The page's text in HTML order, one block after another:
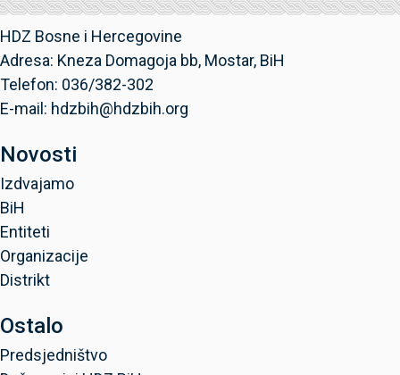
HDZ Bosne i Hercegovine
Adresa: Kneza Domagoja bb, Mostar, BiH
Telefon: 036/382-302
E-mail: hdzbih@hdzbih.org
Novosti
Izdvajamo
BiH
Entiteti
Organizacije
Distrikt
Ostalo
Predsjedništvo